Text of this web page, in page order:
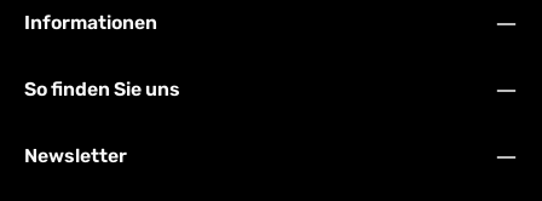
Informationen
So finden Sie uns
Newsletter